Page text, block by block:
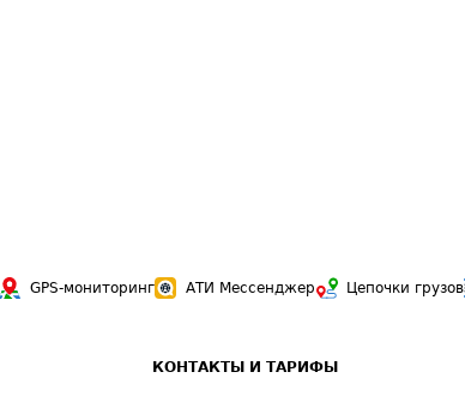
GPS-мониторинг АТИ Мессенджер Цепочки грузов
КОНТАКТЫ И ТАРИФЫ